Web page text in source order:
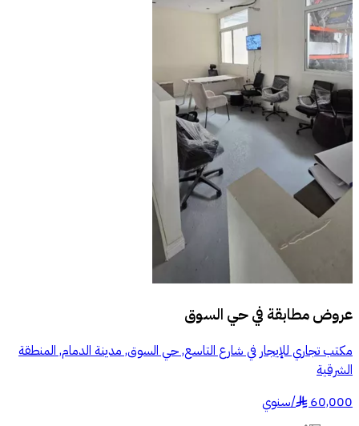
عروض مطابقة فيحي السوق
مكتب تجاري للإيجار في شارع التاسع, حي السوق, مدينة الدمام, المنطقة
الشرقية
60,000
§
/سنوي